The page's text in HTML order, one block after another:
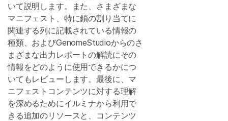
いて説明します。また、さまざまな
マニフェスト、特に鎖の割り当てに
関連する列に記載されている情報の
種類、およびGenomeStudioからのさ
まざまな出力レポートの解読にその
情報をどのように使用できるかにつ
いてもレビューします。最後に、マ
ニフェストコンテンツに対する理解
を深めるためにイルミナから利用で
きる追加のリソースと、コンテンツ